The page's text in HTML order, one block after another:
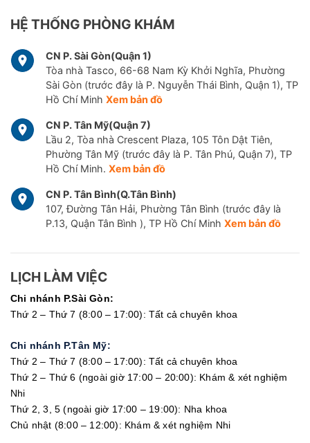
HỆ THỐNG PHÒNG KHÁM
CN P. Sài Gòn(Quận 1)
Tòa nhà Tasco, 66-68 Nam Kỳ Khởi Nghĩa, Phường
Sài Gòn (trước đây là P. Nguyễn Thái Bình, Quận 1), TP
Hồ Chí Minh Xem bản đồ
CN P. Tân Mỹ(Quận 7)
Lầu 2, Tòa nhà Crescent Plaza, 105 Tôn Dật Tiên,
Phường Tân Mỹ (trước đây là P. Tân Phú, Quận 7), TP
Hồ Chí Minh. Xem bản đồ
CN P. Tân Bình(Q.Tân Bình)
107, Đường Tân Hải, Phường Tân Bình (trước đây là
P.13, Quận Tân Bình ), TP Hồ Chí Minh Xem bản đồ
LỊCH LÀM VIỆC
Chi nhánh P.Sài Gòn:
Thứ 2 – Thứ 7 (8:00 – 17:00): Tất cả chuyên khoa
Chi nhánh P.Tân Mỹ:
Thứ 2 – Thứ 7 (8:00 – 17:00): Tất cả chuyên khoa
Thứ 2 – Thứ 6 (ngoài giờ 17:00 – 20:00): Khám & xét nghiệm
Nhi
Thứ 2, 3, 5 (ngoài giờ 17:00 – 19:00): Nha khoa
Chủ nhật (8:00 – 12:00): Khám & xét nghiệm Nhi